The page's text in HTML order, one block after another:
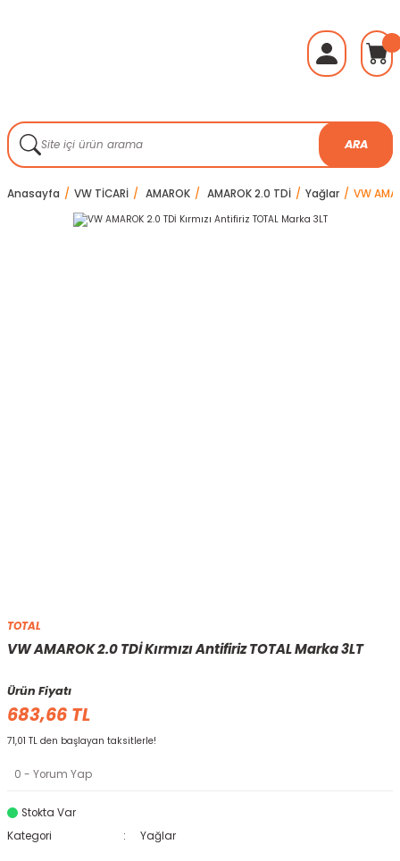
ARA
Anasayfa VW TİCARİ AMAROK AMAROK 2.0 TDİ Yağlar VW
TOTAL
VW AMAROK 2.0 TDİ Kırmızı Antifiriz TOTAL Marka 3LT
Ürün Fiyatı
683,66 TL
71,01 TL den başlayan taksitlerle!
0 - Yorum Yap
Stokta Var
Kategori
Yağlar